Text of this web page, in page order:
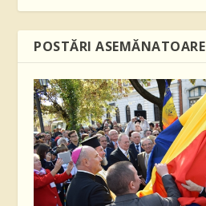
POSTĂRI ASEMĂNATOARE